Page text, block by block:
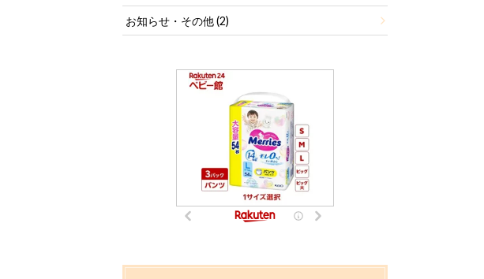
お知らせ・その他(2)